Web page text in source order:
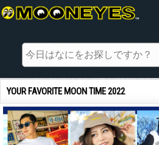
YOUR FAVORITE MOON TIME 2022